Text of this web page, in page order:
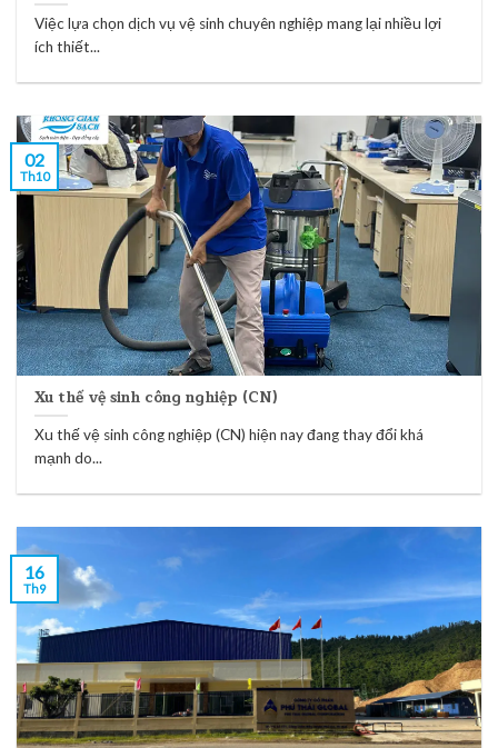
Việc lựa chọn dịch vụ vệ sinh chuyên nghiệp mang lại nhiều lợi
ích thiết...
Xu thế vệ sinh công nghiệp (CN)
Xu thế vệ sinh công nghiệp (CN) hiện nay đang thay đổi khá
mạnh do...
02
Th10
16
Th9